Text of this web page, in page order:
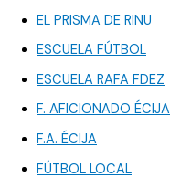
EL PRISMA DE RINU
ESCUELA FÚTBOL
ESCUELA RAFA FDEZ
F. AFICIONADO ÉCIJA
F.A. ÉCIJA
FÚTBOL LOCAL